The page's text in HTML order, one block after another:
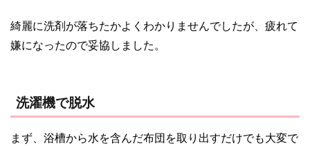
綺麗に洗剤が落ちたかよくわかりませんでしたが、疲れて
嫌になったので妥協しました。
洗濯機で脱水
まず、浴槽から水を含んだ布団を取り出すだけでも大変で